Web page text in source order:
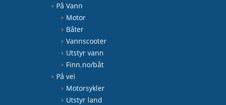
FINN.NO/BÅT
På Vann
Motor
Båter
Vannscooter
Utstyr vann
Finn.no/båt
På vei
Motorsykler
Utstyr land